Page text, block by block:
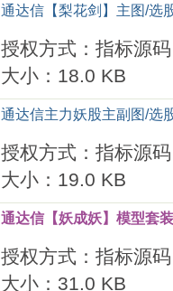
通达信【梨花剑】主图/选
授权方式：指标源码
大小：18.0 KB
通达信主力妖股主副图/选
授权方式：指标源码
大小：19.0 KB
通达信【妖成妖】模型套
授权方式：指标源码
大小：31.0 KB